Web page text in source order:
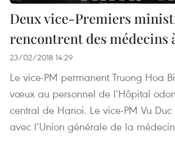
Deux vice-Premiers
rencontrent des médecins
23/02/2018 14:29
Le vice-PM permanent Truong Hoa
vœux au personnel de l’Hôpital
central de Hanoi. Le vice-PM Vu
avec l’Union générale de la